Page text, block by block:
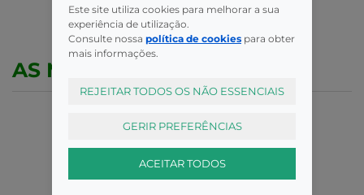
AS MELHORES MARCAS
Este site utiliza cookies para melhorar a sua
experiência de utilização.
Consulte nossa política de cookies para obter
mais informações.
REJEITAR TODOS OS NÃO ESSENCIAIS
GERIR PREFERÊNCIAS
ACEITAR TODOS